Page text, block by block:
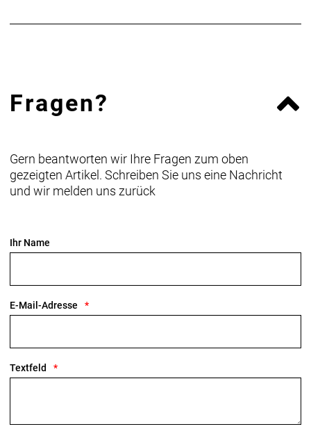
Fragen?
Gern beantworten wir Ihre Fragen zum oben
gezeigten Artikel. Schreiben Sie uns eine Nachricht
und wir melden uns zurück
Ihr Name
E-Mail-Adresse
Textfeld